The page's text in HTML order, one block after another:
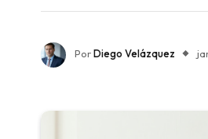
PorDiego Velázquez